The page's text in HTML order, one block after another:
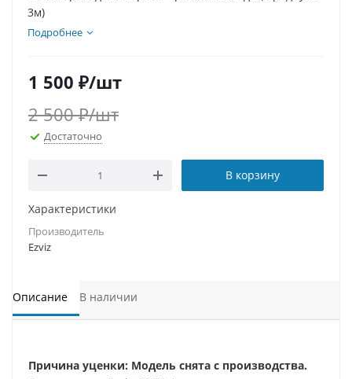
3м)
Подробнее
1 500 ₽/шт
2 500₽/шт
Достаточно
В корзину
Характеристики
Производитель
Ezviz
Описание В наличии
Причина уценки: Модель снята с производства.